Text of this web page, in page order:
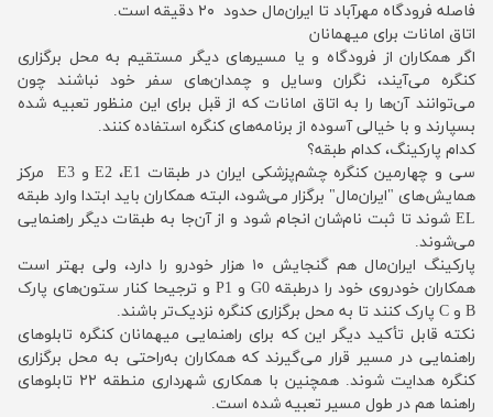
فاصله فرودگاه مهرآباد تا ایران‌مال حدود ۲۰ دقیقه است.
اتاق امانات برای میهمانان
اگر همکاران از فرودگاه و یا مسیرهای دیگر مستقیم به محل برگزاری
کنگره می‌آیند، نگران وسایل و چمدان‌های سفر خود نباشند چون
می‌توانند آن‌ها را به اتاق امانات که از قبل برای این منظور تعبیه شده
بسپارند و با خیالی آسوده از برنامه‌های کنگره استفاده کنند.
کدام‌ پارکینگ، کدام طبقه؟
سی و‌ چهارمین کنگره چشم‌پزشکی ایران در طبقات E2 ،E1 و E3 مرکز
همایش‌های "ایران‌مال" برگزار می‌شود، البته همکاران باید ابتدا وارد طبقه
EL شوند تا ثبت نام‌شان انجام شود و از آن‌جا به طبقات دیگر راهنمایی
می‌شوند.
پارکینگ ایران‌مال هم گنجایش ۱۰ هزار خودرو را دارد، ولی بهتر است
همکاران خودروی خود را درطبقه G0 و P1 و‌ ترجیحا کنار ستون‌های پارک
B و C پارک کنند تا به محل برگزاری کنگره نزدیک‌تر باشند.
نکته قابل تأکید دیگر این که برای راهنمایی میهمانان کنگره تابلوهای
راهنمایی در مسیر قرار می‌گیرند که همکاران به‌راحتی به محل برگزاری
کنگره هدایت شوند. همچنین با همکاری شهرداری منطقه ۲۲ تابلوهای
راهنما هم در طول مسیر تعبیه شده است.